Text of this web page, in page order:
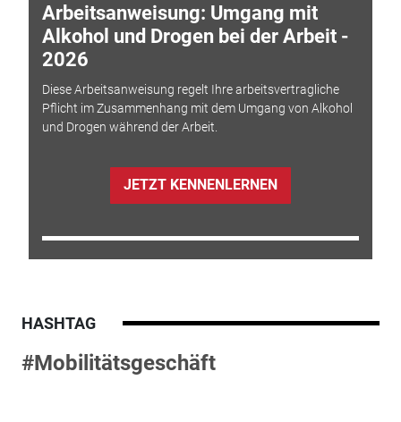
Arbeitsanweisung: Umgang mit
Alkohol und Drogen bei der Arbeit -
2026
Diese Arbeitsanweisung regelt Ihre arbeitsvertragliche
Pflicht im Zusammenhang mit dem Umgang von Alkohol
und Drogen während der Arbeit.
JETZT KENNENLERNEN
HASHTAG
#Mobilitätsgeschäft